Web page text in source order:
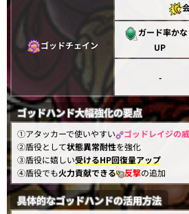
ゴッドチェイン
ガード率かな
UP
-
ゴッドハンド大幅強化の要点
①アタッカーで使いやすい
ゴッドレイジの
②盾役として状態異常耐性を強化
③盾役に嬉しい受けるHP回復量アップ
④盾役でも火力貢献できる 反撃の追加
具体的なゴッドハンドの活用方法